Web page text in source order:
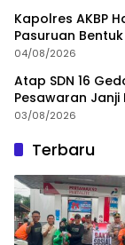
Kapolres AKBP
Pasuruan
Judi Online
04/08/2026
Atap SDN 16
Pesawaran
03/08/2026
Terbaru